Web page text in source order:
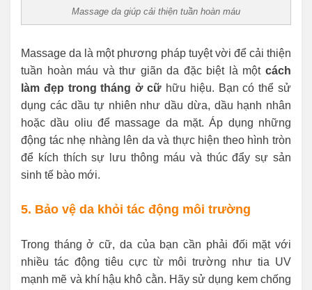
Massage da giúp cải thiện tuần hoàn máu
Massage da là một phương pháp tuyệt vời để cải thiện
tuần hoàn máu và thư giãn da đặc biệt là một cách
làm đẹp trong tháng ở cữ hữu hiệu. Bạn có thể sử
dụng các dầu tự nhiên như dầu dừa, dầu hạnh nhân
hoặc dầu oliu để massage da mặt. Áp dụng những
động tác nhẹ nhàng lên da và thực hiện theo hình tròn
để kích thích sự lưu thông máu và thúc đẩy sự sản
sinh tế bào mới.
5. Bảo vệ da khỏi tác động môi trường
Trong tháng ở cữ, da của bạn cần phải đối mặt với
nhiều tác động tiêu cực từ môi trường như tia UV
mạnh mẽ và khí hậu khô cằn. Hãy sử dụng kem chống